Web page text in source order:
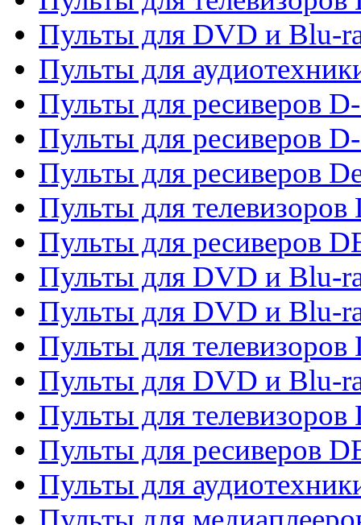
Пульты для DVD и Blu-
Пульты для
Пульты для ресиверов
Пульты для ресиверов
Пульты для ресиверов
Пульты для телевизоров
Пульты для ресиверов
Пульты для DVD и Blu-
Пульты для DVD и Blu-
Пульты для
Пульты для DVD и Blu-
Пульты для телевизоров
Пульты для ресиверов
Пульты для